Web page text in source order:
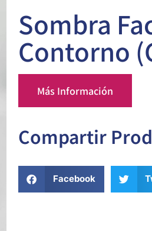
Sombra
Contorno
Más Información
Compartir
Facebook